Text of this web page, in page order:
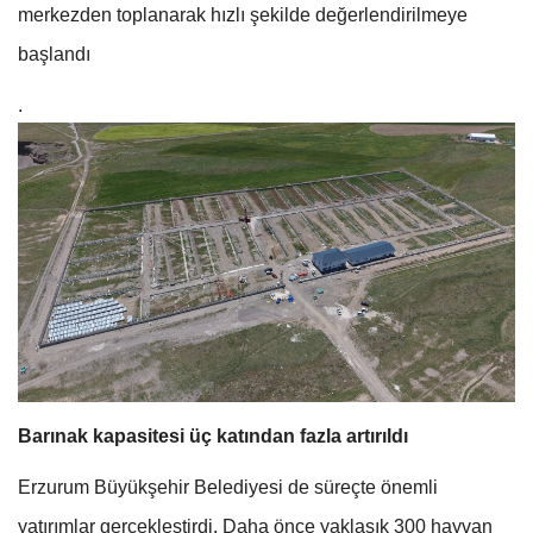
merkezden toplanarak hızlı şekilde değerlendirilmeye
başlandı
.
Barınak kapasitesi üç katından fazla artırıldı
Erzurum Büyükşehir Belediyesi de süreçte önemli
yatırımlar gerçekleştirdi. Daha önce yaklaşık 300 hayvan